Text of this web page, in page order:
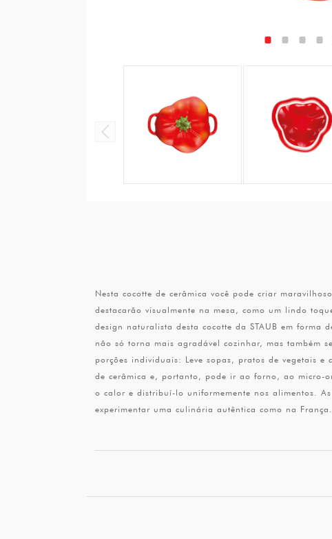
Nesta cocotte de cerâmica você pode criar
destacarão visualmente na mesa, como um lindo
design naturalista desta cocotte da STAUB em
não só torna mais agradável cozinhar, mas também
porções individuais: Leve sopas, pratos de vegetais
de cerâmica e, portanto, pode ir ao forno, ao micro-
o calor e distribuí-lo uniformemente nos alimentos.
experimentar uma culinária autêntica como na França.